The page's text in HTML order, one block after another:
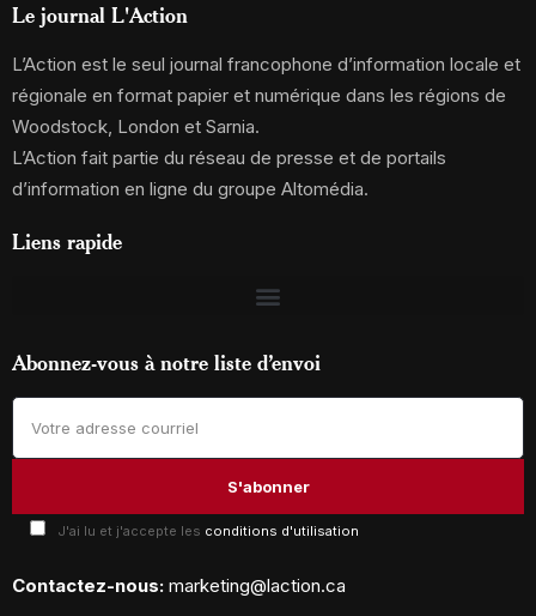
Le journal L'Action
L’Action est le seul journal francophone d’information locale et
régionale en format papier et numérique dans les régions de
Woodstock, London et Sarnia.
L’Action fait partie du réseau de presse et de portails
d’information en ligne du groupe Altomédia.
Liens rapide
Abonnez-vous à notre liste d’envoi
J'ai lu et j'accepte les conditions d'utilisation
Contactez-nous: marketing@laction.ca